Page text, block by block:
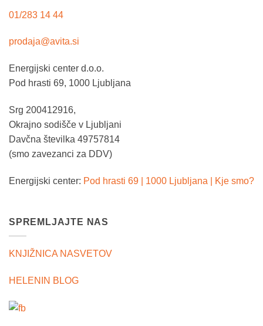
01/283 14 44
prodaja@avita.si
Energijski center d.o.o.
Pod hrasti 69, 1000 Ljubljana
Srg 200412916,
Okrajno sodišče v Ljubljani
Davčna številka 49757814
(smo zavezanci za DDV)
Energijski center: Pod hrasti 69 | 1000 Ljubljana | Kje smo?
SPREMLJAJTE NAS
KNJIŽNICA NASVETOV
HELENIN BLOG